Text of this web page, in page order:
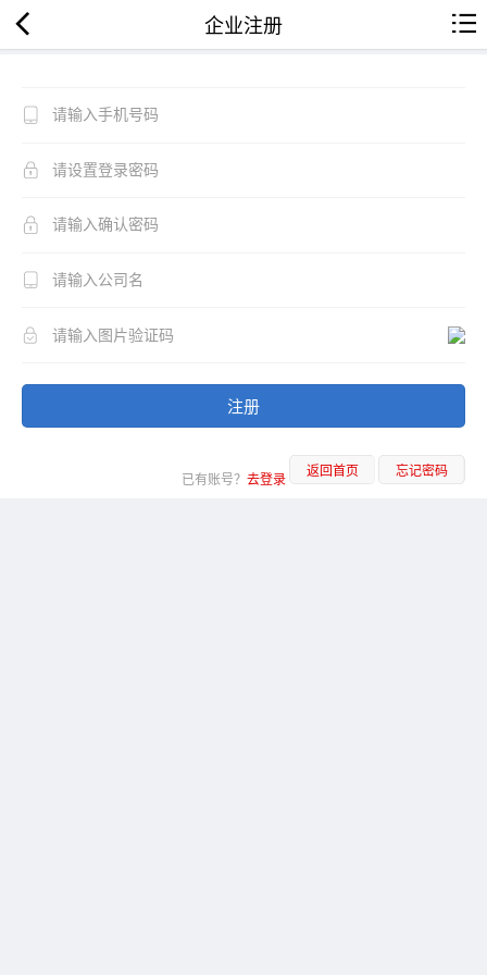
企业注册
注册
已有账号？ 去登录 返回首页 忘记密码